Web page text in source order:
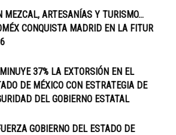
MEZCAL, ARTESANÍAS Y TURISMO…
CONQUISTA MADRID EN LA FITUR
37% LA EXTORSIÓN EN EL
DE MÉXICO CON ESTRATEGIA DE
DEL GOBIERNO ESTATAL
GOBIERNO DEL ESTADO DE